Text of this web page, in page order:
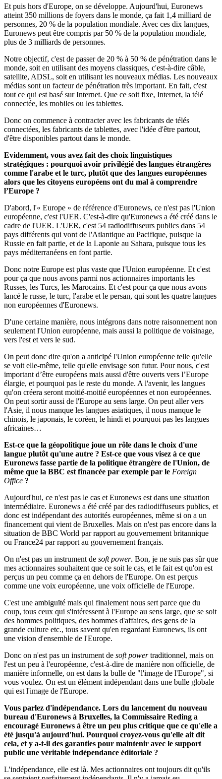
Et puis hors d'Europe, on se développe. Aujourd'hui, Euronews
atteint 350 millions de foyers dans le monde, ça fait 1,4 milliard de
personnes, 20 % de la population mondiale. Avec ces dix langues,
Euronews peut être compris par 50 % de la population mondiale,
plus de 3 milliards de personnes.
Notre objectif, c'est de passer de 20 % à 50 % de pénétration dans le
monde, soit en utilisant des moyens classiques, c'est-à-dire câble,
satellite, ADSL, soit en utilisant les nouveaux médias. Les nouveaux
médias sont un facteur de pénétration très important. En fait, c'est
tout ce qui est basé sur Internet. Que ce soit fixe, Internet, la télé
connectée, les mobiles ou les tablettes.
Donc on commence à contracter avec les fabricants de télés
connectées, les fabricants de tablettes, avec l'idée d'être partout,
d'être disponibles partout dans le monde.
Evidemment, vous avez fait des choix linguistiques
stratégiques : pourquoi avoir privilégié des langues étrangères
comme l'arabe et le turc, plutôt que des langues européennes
alors que les citoyens européens ont du mal à comprendre
l’Europe ?
D'abord, l'« Europe » de référence d'Euronews, ce n'est pas l'Union
européenne, c'est l'UER. C'est-à-dire qu'Euronews a été créé dans le
cadre de l'UER. L'UER, c'est 54 radiodiffuseurs publics dans 54
pays différents qui vont de l'Atlantique au Pacifique, puisque la
Russie en fait partie, et de la Laponie au Sahara, puisque tous les
pays méditerranéens en font partie.
Donc notre Europe est plus vaste que l'Union européenne. Et c'est
pour ça que nous avons parmi nos actionnaires importants les
Russes, les Turcs, les Marocains. Et c'est pour ça que nous avons
lancé le russe, le turc, l'arabe et le persan, qui sont les quatre langues
non européennes d'Euronews.
D'une certaine manière, nous intégrons dans notre raisonnement non
seulement l'Union européenne, mais aussi la politique de voisinage,
vers l'est et vers le sud.
On peut donc dire qu'on a anticipé l'Union européenne telle qu'elle
se voit elle-même, telle qu'elle envisage son futur. Pour nous, c'est
important d’être européens mais aussi d'être ouverts vers l’Europe
élargie, et pourquoi pas le reste du monde. A l'avenir, les langues
qu'on créera seront moitié-moitié européennes et non européennes.
On peut sortir aussi de l'Europe au sens large. On peut aller vers
l'Asie, il nous manque les langues asiatiques, il nous manque le
chinois, le japonais, le coréen, le hindi et pourquoi pas les langues
africaines…
Est-ce que la géopolitique joue un rôle dans le choix d'une
langue plutôt qu'une autre ? Est-ce que vous visez à ce que
Euronews fasse partie de la politique étrangère de l'Union, de
même que la BBC est financée par exemple par le Foreign
Office ?
Aujourd'hui, ce n'est pas le cas et Euronews est dans une situation
intermédiaire. Euronews a été créé par des radiodiffuseurs publics, et
donc est indépendant des autorités européennes, même si on a un
financement qui vient de Bruxelles. Mais on n'est pas encore dans la
situation de BBC World par rapport au gouvernement britannique
ou France24 par rapport au gouvernement français.
On n'est pas un instrument de soft power. Bon, je ne suis pas sûr que
mes actionnaires souhaitent que ce soit le cas, et le fait est qu'on est
perçus un peu comme ça en dehors de l'Europe. On est perçus
comme une voix européenne, une voix officielle de l'Europe.
C'est une ambiguïté mais qui finalement nous sert parce que du
coup, tous ceux qui s'intéressent à l'Europe au sens large, que se soit
des hommes politiques, des hommes d'affaires, des gens de la
grande culture etc., tous savent qu'en regardant Euronews, ils ont
une vision d'ensemble de l'Europe.
Donc on n'est pas un instrument de soft powertraditionnel, mais on
l'est un peu à l'européenne, c'est-à-dire de manière non officielle, de
manière informelle, on est dans la bulle de "l'image de l'Europe", si
vous voulez. On est un élément indépendant dans une bulle globale
qui est l'image de l'Europe.
Vous parlez d'indépendance. Lors du lancement du nouveau
bureau d'Euronews à Bruxelles, la Commissaire Reding a
encouragé Euronews à être un peu plus critique que ce qu'elle a
été jusqu'à aujourd'hui. Pourquoi croyez-vous qu'elle ait dit
cela, et y a-t-il des garanties pour maintenir avec le support
public une véritable indépendance éditoriale ?
L'indépendance, elle est là. Mes actionnaires ont toujours dit qu'ils